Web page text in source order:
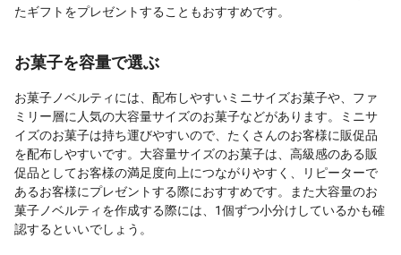
たギフトをプレゼントすることもおすすめです。
お菓子を容量で選ぶ
お菓子ノベルティには、配布しやすいミニサイズお菓子や、ファ
ミリー層に人気の大容量サイズのお菓子などがあります。ミニサ
イズのお菓子は持ち運びやすいので、たくさんのお客様に販促品
を配布しやすいです。大容量サイズのお菓子は、高級感のある販
促品としてお客様の満足度向上につながりやすく、リピーターで
あるお客様にプレゼントする際におすすめです。また大容量のお
菓子ノベルティを作成する際には、1個ずつ小分けしているかも確
認するといいでしょう。